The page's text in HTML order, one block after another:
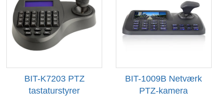
BIT-K7203 PTZ
tastaturstyrer
BIT-1009B Netværk
PTZ-kamera